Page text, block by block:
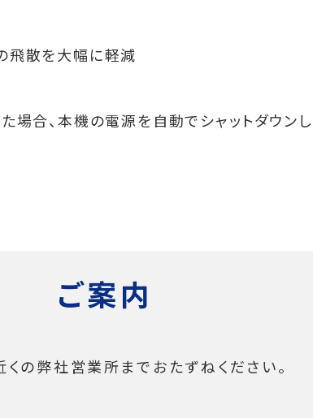
飛散を大幅に軽減
合、本機の電源を自動でシャットダウン
ご案内
の弊社営業所までおたずねください。